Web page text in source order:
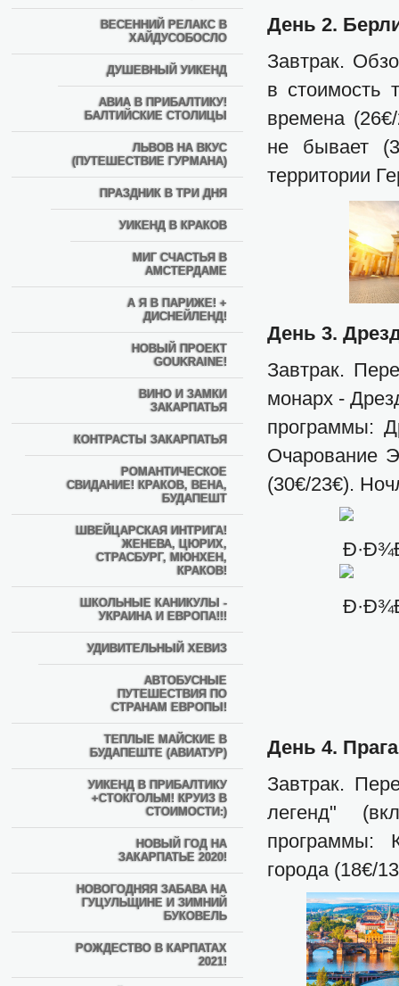
ВЕСЕННИЙ РЕЛАКС В
ХАЙДУСОБОСЛО
ДУШЕВНЫЙ УИКЕНД
АВИА В ПРИБАЛТИКУ!
БАЛТИЙСКИЕ СТОЛИЦЫ
ЛЬВОВ НА ВКУС
(ПУТЕШЕСТВИЕ ГУРМАНА)
ПРАЗДНИК В ТРИ ДНЯ
УИКЕНД В КРАКОВ
МИГ СЧАСТЬЯ В
АМСТЕРДАМЕ
А Я В ПАРИЖЕ! +
ДИСНЕЙЛЕНД!
НОВЫЙ ПРОЕКТ
GOUKRAINE!
ВИНО И ЗАМКИ
ЗАКАРПАТЬЯ
КОНТРАСТЫ ЗАКАРПАТЬЯ
РОМАНТИЧЕСКОЕ
СВИДАНИЕ! КРАКОВ, ВЕНА,
БУДАПЕШТ
ШВЕЙЦАРСКАЯ ИНТРИГА!
ЖЕНЕВА, ЦЮРИХ,
СТРАСБУРГ, МЮНХЕН,
КРАКОВ!
ШКОЛЬНЫЕ КАНИКУЛЫ -
УКРАИНА И ЕВРОПА!!!
УДИВИТЕЛЬНЫЙ ХЕВИЗ
АВТОБУСНЫЕ
ПУТЕШЕСТВИЯ ПО
СТРАНАМ ЕВРОПЫ!
ТЕПЛЫЕ МАЙСКИЕ В
БУДАПЕШТЕ (АВИАТУР)
УИКЕНД В ПРИБАЛТИКУ
+СТОКГОЛЬМ! КРУИЗ В
СТОИМОСТИ:)
НОВЫЙ ГОД НА
ЗАКАРПАТЬЕ 2020!
НОВОГОДНЯЯ ЗАБАВА НА
ГУЦУЛЬЩИНЕ И ЗИМНИЙ
БУКОВЕЛЬ
РОЖДЕСТВО В КАРПАТАХ
2021!
День 2.
Завтрак.
в стоимость
времена
не бывает
территории
День 3.
Завтрак.
монарх -
программы:
Очарование
(30€/23€).
День 4. Прага
Завтрак.
легенд"
программы:
города (18€/